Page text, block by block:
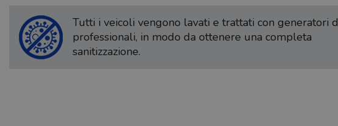
Tutti i veicoli vengono lavati e trattati con generatori
professionali, in modo da ottenere una completa
sanitizzazione.